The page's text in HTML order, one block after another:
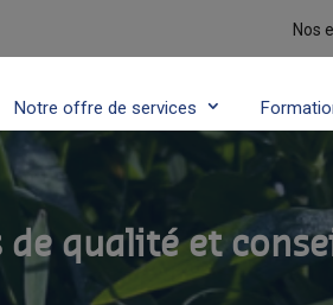
Nos
Notre offre de services
de qualité et